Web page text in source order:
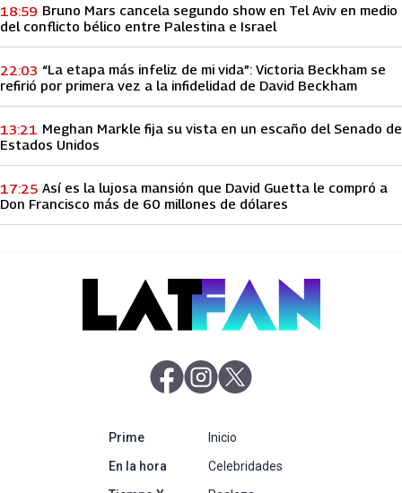
Bruno Mars cancela segundo show en Tel Aviv en medio
del conflicto bélico entre Palestina e Israel
18:59
“La etapa más infeliz de mi vida”: Victoria Beckham se
refirió por primera vez a la infidelidad de David Beckham
22:03
Meghan Markle fija su vista en un escaño del Senado de
Estados Unidos
13:21
Así es la lujosa mansión que David Guetta le compró a
Don Francisco más de 60 millones de dólares
17:25
abre en nueva pestaña
abre en nueva pestaña
Primeabre en nueva pestaña
En la hora abre en nueva pestaña
Inicio
Celebridades